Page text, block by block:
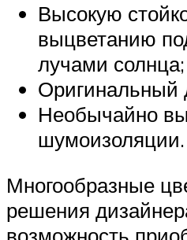
Высокую
выцветанию
лучами солнца;
Оригинальный
Необычайно
шумоизоляции.
Многообразные
решения